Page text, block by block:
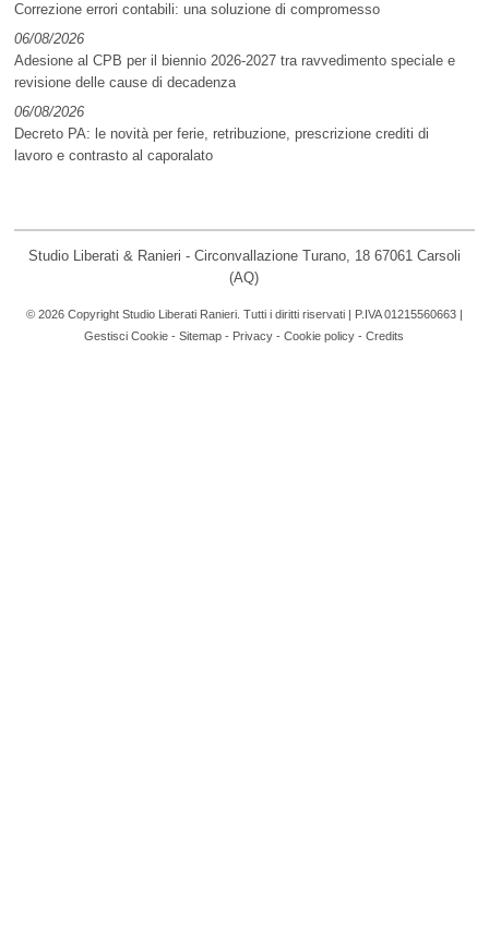
Correzione errori contabili: una soluzione di compromesso
06/08/2026
Adesione al CPB per il biennio 2026-2027 tra ravvedimento speciale e
revisione delle cause di decadenza
06/08/2026
Decreto PA: le novità per ferie, retribuzione, prescrizione crediti di
lavoro e contrasto al caporalato
Studio Liberati & Ranieri - Circonvallazione Turano, 18 67061 Carsoli
(AQ)
© 2026 Copyright Studio Liberati Ranieri. Tutti i diritti riservati | P.IVA 01215560663 |
Gestisci Cookie -Sitemap - Privacy -Cookie policy -Credits